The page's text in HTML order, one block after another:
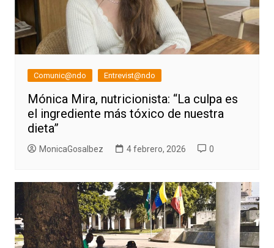
Comunic@ndo Entrevist@ndo
Mónica Mira, nutricionista: “La culpa es
el ingrediente más tóxico de nuestra
dieta”
MonicaGosalbez 4 febrero, 2026 0